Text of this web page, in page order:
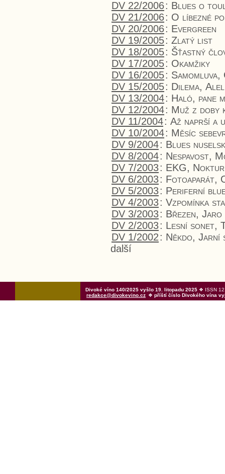
DV 22/2006: Blues o
DV 21/2006: O líbezné
DV 20/2006: Evergreen
DV 19/2005: Zlatý list
DV 18/2005: Šťastný
DV 17/2005: Okamžiky
DV 16/2005: Samomluva,
DV 15/2005: Dilema,
DV 13/2004: Haló, pane
DV 12/2004: Muž z doby
DV 11/2004: Až naprší a
DV 10/2004: Měsíc
DV 9/2004: Blues
DV 8/2004: Nespavost,
DV 7/2003: EKG,
DV 6/2003: Fotoaparát,
DV 5/2003: Periferní
DV 4/2003: Vzpomínka
DV 3/2003: Březen, Jaro
DV 2/2003: Lesní sonet,
DV 1/2002: Někdo, Jarní
další
Divoké víno 140/2025 vyšlo 19. litopadu 2025 ❖ ISSN
redakce@divokevino.cz ❖ příští číslo Divokého vína